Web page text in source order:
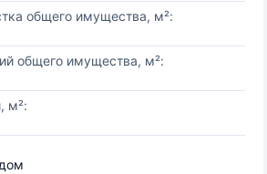
общего имущества, м²:
общего имущества, м²:
м²: